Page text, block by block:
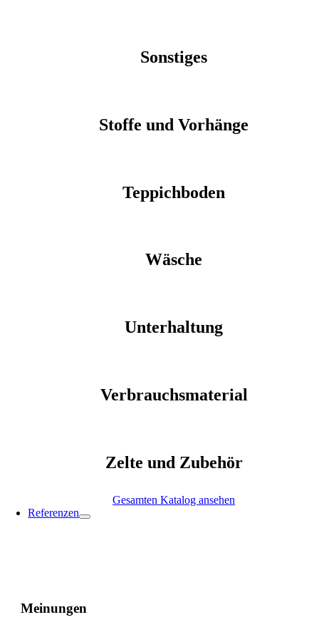
Sonstiges
Stoffe und Vorhänge
Teppichboden
Wäsche
Unterhaltung
Verbrauchsmaterial
Zelte und Zubehör
Gesamten Katalog ansehen
Referenzen
Meinungen